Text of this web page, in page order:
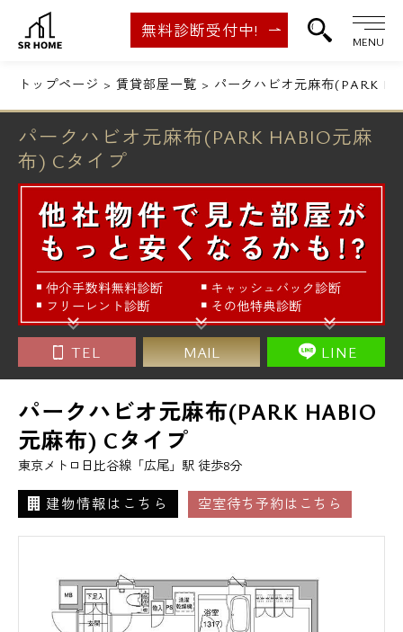
無料診断受付中!
MENU
トップページ 賃貸部屋一覧 パークハビオ元麻布(PARK
パークハビオ元麻布(PARK HABIO元麻
布) Cタイプ
TEL MAIL LINE
パークハビオ元麻布(PARK HABIO
元麻布) Cタイプ
東京メトロ日比谷線「広尾」駅 徒歩8分
建物情報はこちら 空室待ち予約はこちら